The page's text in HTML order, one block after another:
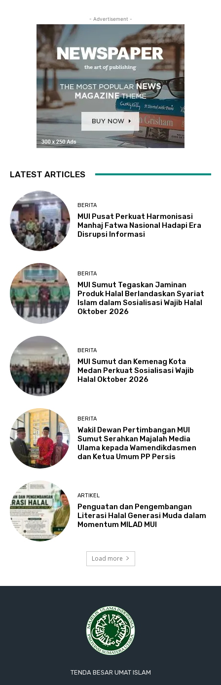
- Advertisement -
LATEST ARTICLES
BERITA
MUI Pusat Perkuat Harmonisasi
Manhaj Fatwa Nasional Hadapi Era
Disrupsi Informasi
BERITA
MUI Sumut Tegaskan Jaminan
Produk Halal Berlandaskan Syariat
Islam dalam Sosialisasi Wajib Halal
Oktober 2026
BERITA
MUI Sumut dan Kemenag Kota
Medan Perkuat Sosialisasi Wajib
Halal Oktober 2026
BERITA
Wakil Dewan Pertimbangan MUI
Sumut Serahkan Majalah Media
Ulama kepada Wamendikdasmen
dan Ketua Umum PP Persis
ARTIKEL
Penguatan dan Pengembangan
Literasi Halal Generasi Muda dalam
Momentum MILAD MUI
Load more
TENDA BESAR UMAT ISLAM